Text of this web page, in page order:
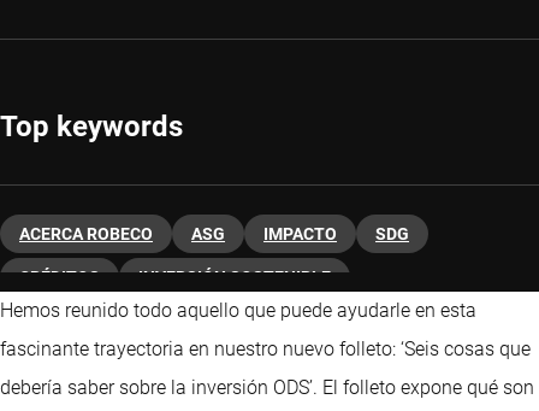
Top keywords
ACERCA ROBECO ASG IMPACTO SDG
CRÉDITOS INVERSIÓN SOSTENIBLE
Hemos reunido todo aquello que puede ayudarle en esta
fascinante trayectoria en nuestro nuevo folleto: ‘Seis cosas que
debería saber sobre la inversión ODS’. El folleto expone qué son